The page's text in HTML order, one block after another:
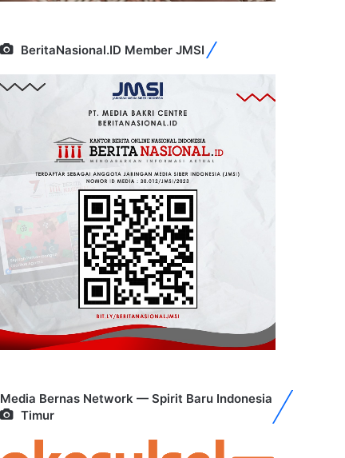
BeritaNasional.ID Member JMSI
Media Bernas Network — Spirit Baru Indonesia
Timur